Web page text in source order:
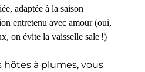
adaptée à la saison
entretenu avec amour (oui,
on évite la vaisselle sale !)
hôtes à plumes, vous